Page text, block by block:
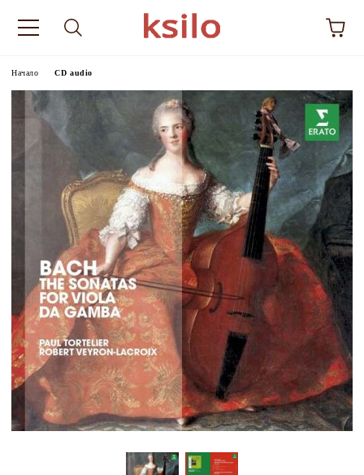
Начало CD audio